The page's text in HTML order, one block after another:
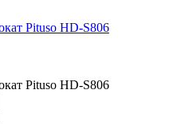
Pituso HD-S806
Pituso HD-S806